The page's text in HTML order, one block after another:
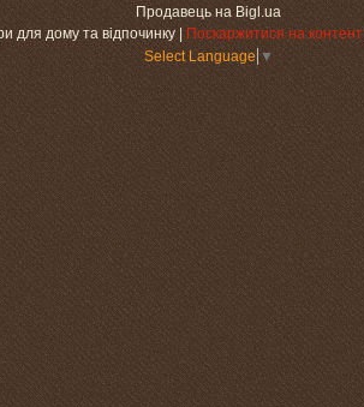
Продавець на Bigl.ua
«МаксіДоМ» — товари для дому та відпочинку | Поскаржитися на контент
Select Language ▼